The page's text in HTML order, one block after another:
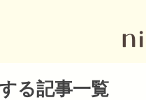
る記事一覧